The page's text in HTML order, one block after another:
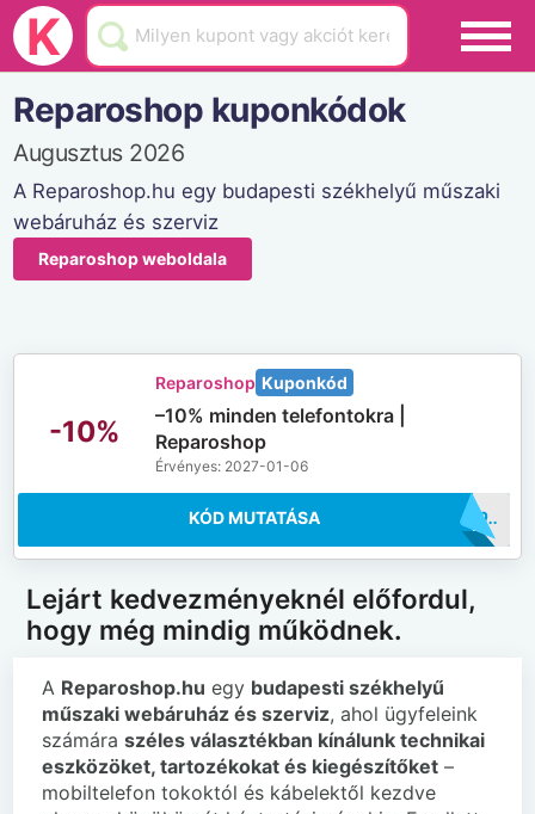
K
Black Friday
Hamarosan lejár
Üzletek
Blog
Akciók
Reparoshop kuponkódok
Augusztus 2026
A Reparoshop.hu egy budapesti székhelyű műszaki
webáruház és szerviz
Reparoshop weboldala
-10%
Reparoshop Kuponkód
–10% minden telefontokra |
Reparoshop
Érvényes: 2027-01-06
KÓD MUTATÁSA ..OK10
Lejárt kedvezményeknél előfordul,
hogy még mindig működnek.
A Reparoshop.hu egy budapesti székhelyű
műszaki webáruház és szerviz, ahol ügyfeleink
számáraszéles választékban kínálunk technikai
eszközöket, tartozékokat és kiegészítőket –
mobiltelefon tokoktól és kábelektől kezdve